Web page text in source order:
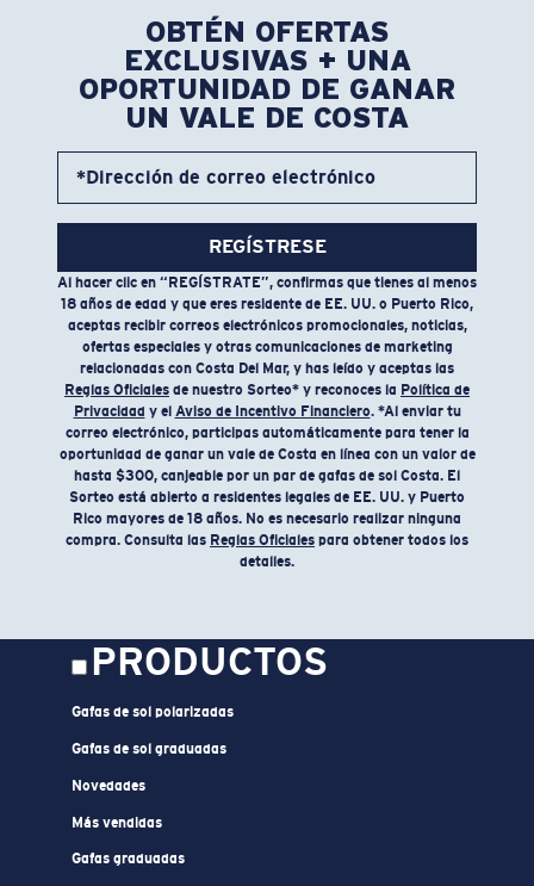
• Men's Cut
• 88% Recycled Polyester, 12% Spandex
• Machine wash cold, inside out, with like colors.
Tumble dry low. Iron inside out on low setting. Do
not use bleach. Do not dry clean
Nombre del modelo:Venture Performance Hoody
FQA500123-22Z
Tamaño: M
SIZES 1. CHEST 2. HIPS LENGTH 3. SLEEVE LENGTH
27 3/4
23 30 3/4
24 31 3/4
OBTÉN OFERTAS
EXCLUSIVAS + UNA
OPORTUNIDAD DE GANAR
UN VALE DE COSTA
*Dirección de correo electrónico
REGÍSTRESE
Al hacer clic en “REGÍSTRATE”, confirmas que tienes al menos
18 años de edad y que eres residente de EE. UU. o Puerto Rico,
aceptas recibir correos electrónicos promocionales, noticias,
ofertas especiales y otras comunicaciones de marketing
relacionadas con Costa Del Mar, y has leído y aceptas las
Reglas Oficiales de nuestro Sorteo* y reconoces la Política de
Privacidad y el Aviso de Incentivo Financiero. *Al enviar tu
correo electrónico, participas automáticamente para tener la
oportunidad de ganar un vale de Costa en línea con un valor de
hasta $300, canjeable por un par de gafas de sol Costa. El
Sorteo está abierto a residentes legales de EE. UU. y Puerto
Rico mayores de 18 años. No es necesario realizar ninguna
compra. Consulta las Reglas Oficiales para obtener todos los
detalles.
PRODUCTOS
Gafas de sol polarizadas
Gafas de sol graduadas
Novedades
Más vendidas
Gafas graduadas